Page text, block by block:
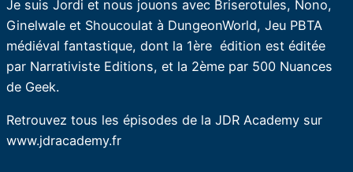
Je suis Jordi et nous jouons avec Briserotules, Nono,
Ginelwale et Shoucoulat à DungeonWorld, Jeu PBTA
médiéval fantastique, dont la 1ère édition est éditée
par Narrativiste Editions, et la 2ème par 500 Nuances
de Geek.
Retrouvez tous les épisodes de la JDR Academy sur
www.jdracademy.fr